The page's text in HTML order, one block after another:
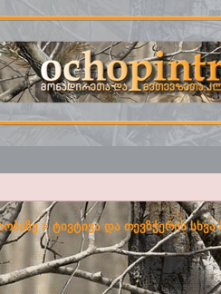
>ტივტივა და თევზჭერის